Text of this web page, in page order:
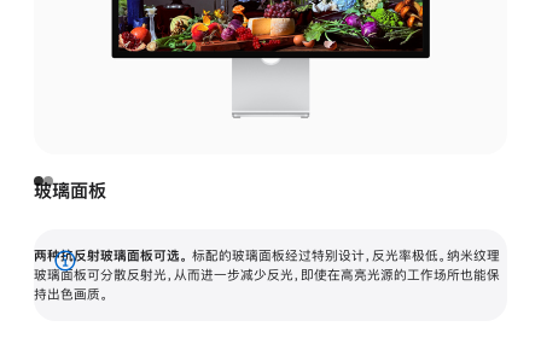
玻璃面板
两种抗反射玻璃面板可选。 标配的玻璃面板经过特别设计，反光率极低。纳米纹理
玻璃面板可分散反射光，从而进一步减少反光，即使在高亮光源的工作场所也能保
持出色画质。
展
开